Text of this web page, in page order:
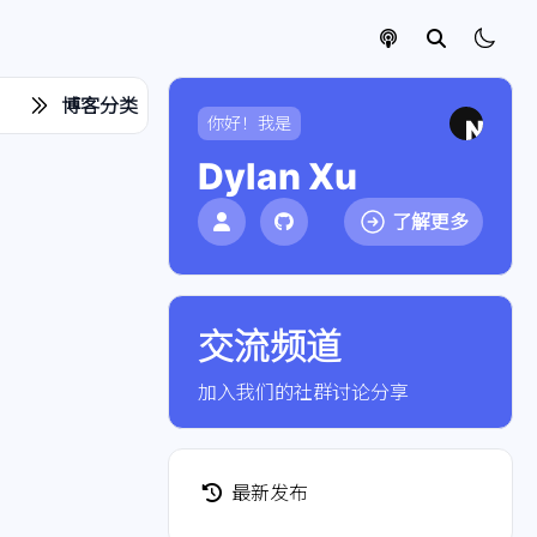
博客分类
你好！我是
Dylan Xu
了解更多
交流频道
加入我们的社群讨论分享
点击加入社群
最新发布